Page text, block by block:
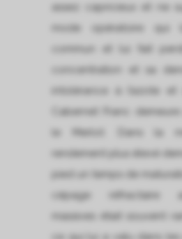
assez capricieux et ne
mode opératoire qui
commun et lui fait
concentration et sa
intolérance à l’azote et
Cabernet Franc
le Merlot. Dans la
rendement plus élevé
pied un temps de
cépage réfractaire
massives était souvent